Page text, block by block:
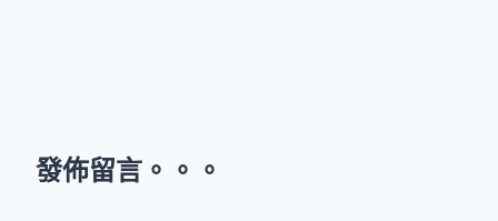
發佈留言。。。